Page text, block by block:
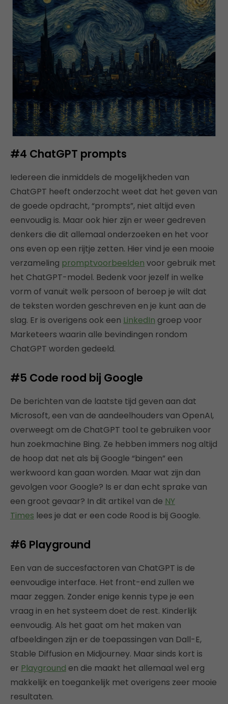
#4 ChatGPT prompts
Iedereen die inmiddels de mogelijkheden van
ChatGPT heeft onderzocht weet dat het geven van
de goede opdracht, “prompts”, niet altijd even
eenvoudig is. Maar ook hier zijn er weer gedreven
denkers die dit allemaal onderzoeken en het voor
ons even op een rijtje zetten. Hier vind je een mooie
verzameling promptvoorbeelden voor gebruik met
het ChatGPT-model. Bedenk voor jezelf in welke
vorm of vanuit welk persoon of beroep je wilt dat
de teksten worden geschreven en je kunt aan de
slag. Er is overigens ook een LinkedIn groep voor
Marketeers waarin alle bevindingen rondom
ChatGPT worden gedeeld.
#5 Code rood bij Google
De berichten van de laatste tijd geven aan dat
Microsoft, een van de aandeelhouders van OpenAI,
overweegt om de ChatGPT tool te gebruiken voor
hun zoekmachine Bing. Ze hebben immers nog altijd
de hoop dat net als bij Google “bingen” een
werkwoord kan gaan worden. Maar wat zijn dan
gevolgen voor Google? Is er dan echt sprake van
een groot gevaar? In dit artikel van de NY
Times lees je dat er een code Rood is bij Google.
#6 Playground
Een van de succesfactoren van ChatGPT is de
eenvoudige interface. Het front-end zullen we
maar zeggen. Zonder enige kennis type je een
vraag in en het systeem doet de rest. Kinderlijk
eenvoudig. Als het gaat om het maken van
afbeeldingen zijn er de toepassingen van Dall-E,
Stable Diffusion en Midjourney. Maar sinds kort is
er Playground en die maakt het allemaal wel erg
makkelijk en toegankelijk met overigens zeer mooie
resultaten.